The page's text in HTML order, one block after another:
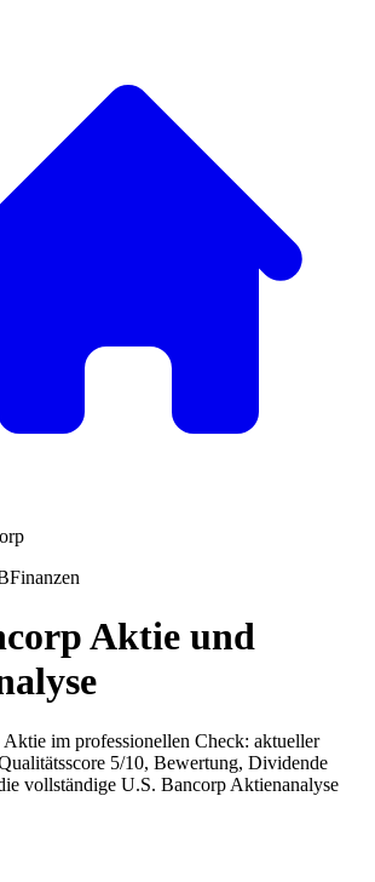
Finanzen
Aktie und
Aktie im professionellen Check: aktueller
5/10, Bewertung, Dividende
vollständige U.S. Bancorp Aktienanalyse